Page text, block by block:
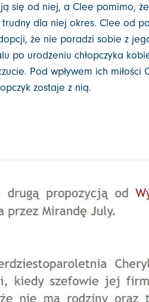
się od niej, a Clee pomimo, że
dla niej okres. Clee od
że nie poradzi sobie z
po urodzeniu chłopczyka
Pod wpływem ich miłości
zostaje z nią.